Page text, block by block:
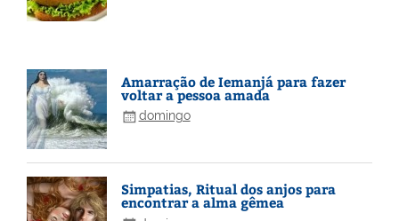
Amarração de Iemanjá para fazer
voltar a pessoa amada
domingo
Simpatias, Ritual dos anjos para
encontrar a alma gêmea